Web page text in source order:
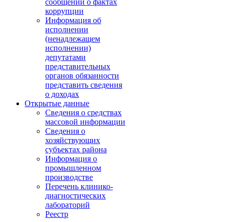
сообщений о фактах
коррупции
Информация об
исполнении
(ненадлежащем
исполнении)
депутатами
представительных
органов обязанности
представить сведения
о доходах
Открытые данные
Сведения о средствах
массовой информации
Сведения о
хозяйствующих
субъектах района
Информация о
промышленном
производстве
Перечень клинико-
диагностических
лабораторий
Реестр